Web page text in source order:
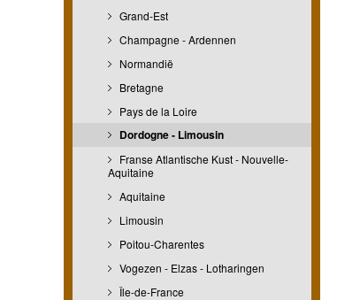
Grand-Est
Champagne - Ardennen
Normandië
Bretagne
Pays de la Loire
Dordogne - Limousin
Franse Atlantische Kust - Nouvelle-
Aquitaine
Aquitaine
Limousin
Poitou-Charentes
Vogezen - Elzas - Lotharingen
Île-de-France